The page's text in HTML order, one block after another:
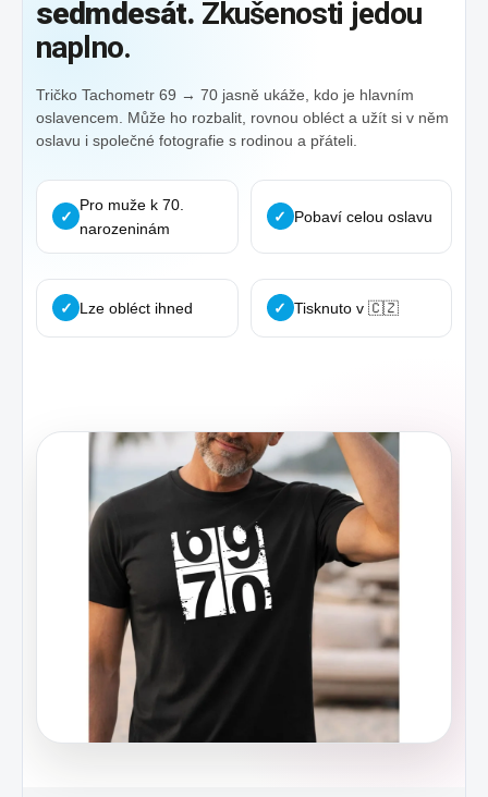
sedmdesát. Zkušenosti jedou
naplno.
Tričko Tachometr 69 → 70 jasně ukáže, kdo je hlavním
oslavencem. Může ho rozbalit, rovnou obléct a užít si v něm
oslavu i společné fotografie s rodinou a přáteli.
✓
Pro muže k 70.
narozeninám
✓ Pobaví celou oslavu
✓ Lze obléct ihned ✓ Tisknuto v 🇨🇿